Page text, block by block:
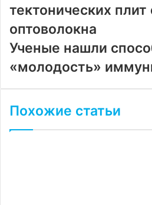
тектонических
оптоволокна
Ученые нашли
«молодость»
Похожие статьи